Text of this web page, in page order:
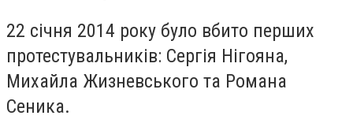
22 січня 2014 року було вбито перших
протестувальників: Сергія Нігояна,
Михайла Жизневського та Романа
Сеника.